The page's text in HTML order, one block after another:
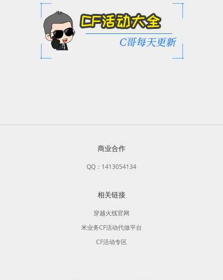
商业合作
QQ：1413054134
相关链接
穿越火线官网
米业务CF活动代做平台
CF活动专区